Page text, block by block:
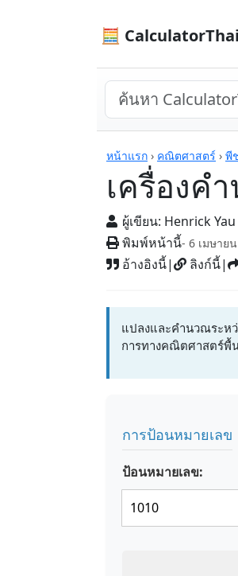
🧮
หน้าแรก › คณิตศาสตร์ › พี
เครื่องค
ผู้เขียน: Henrick Yau
พิมพ์หน้านี้- 6 เมษาย
อ้างอิงนี้| ลิงก์นี้|
เครื่องคิดเ
แปลงและคำนวณระห
การทางคณิตศาสตร์พื้
การป้อนหมายเลข
ป้อนหมายเลข: